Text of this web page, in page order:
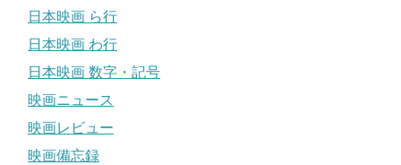
日本映画 ら行
日本映画 わ行
日本映画 数字・記号
映画ニュース
映画レビュー
映画備忘録